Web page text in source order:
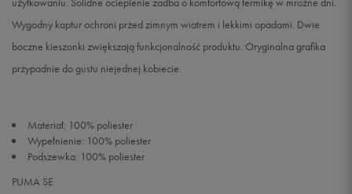
Wygodny kaptur ochroni przed zimnym wiatrem i lekkimi opadami. Dwie
boczne kieszonki zwiększają funkcjonalność produktu. Oryginalna grafika
przypadnie do gustu niejednej kobiecie.
Materiał: 100% poliester
Wypełnienie: 100% poliester
Podszewka: 100% poliester
PUMA SE